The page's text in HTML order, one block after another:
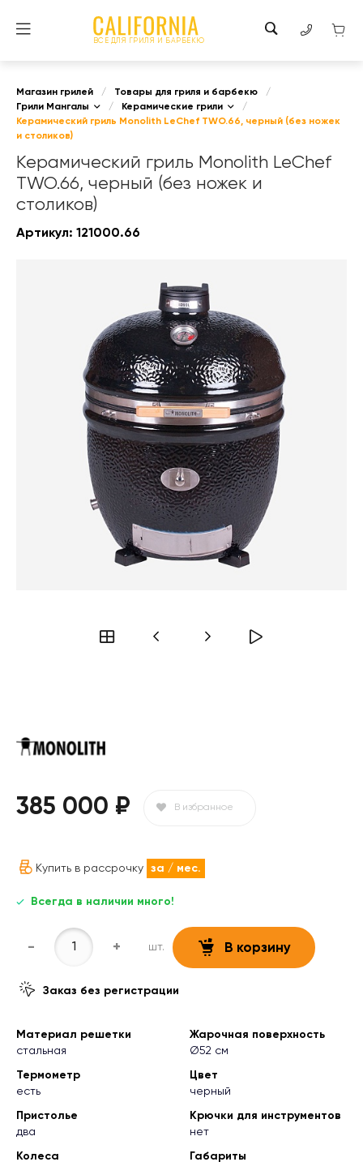
ВСЕ ДЛЯ ГРИЛЯ И БАРБЕКЮ
Магазин грилей / Товары для гриля и барбекю
/
Грили Мангалы
/ Керамические грили
/
Керамический гриль Monolith LeChef TWO.66, черный (без ножек
и столиков)
Керамический гриль Monolith LeChef
TWO.66, черный (без ножек и
столиков)
Артикул: 121000.66
385 000 ₽ В избранное
Купить в рассрочку за / мес.
Всегда в наличии много!
- + шт. В корзину
Заказ без регистрации
Материал решетки
стальная
Жарочная поверхность
Ø52 см
Термометр
есть
Цвет
черный
Пристолье
два
Крючки для инструментов
нет
Колеса
Габариты